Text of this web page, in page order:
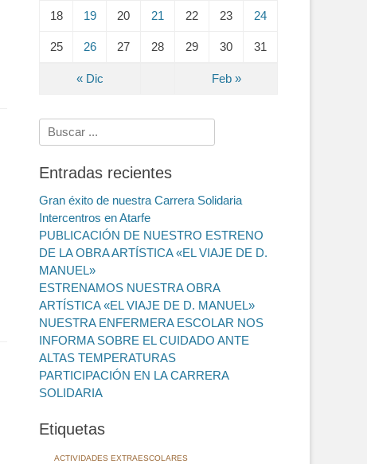
« Dic Feb »
18 19 20 21 22 23 24
25 26 27 28 29 30 31
Search
for:
Entradas recientes
Gran éxito de nuestra Carrera Solidaria
Intercentros en Atarfe
PUBLICACIÓN DE NUESTRO ESTRENO
DE LA OBRA ARTÍSTICA «EL VIAJE DE D.
MANUEL»
ESTRENAMOS NUESTRA OBRA
ARTÍSTICA «EL VIAJE DE D. MANUEL»
NUESTRA ENFERMERA ESCOLAR NOS
INFORMA SOBRE EL CUIDADO ANTE
ALTAS TEMPERATURAS
PARTICIPACIÓN EN LA CARRERA
SOLIDARIA
Etiquetas
ACTIVIDADES EXTRAESCOLARES